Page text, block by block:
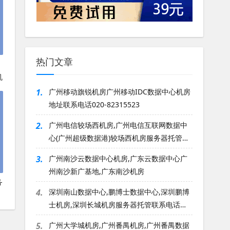
热门文章
1.
广州移动旗锐机房广州移动IDC数据中心机房
地址联系电话020-82315523
2.
广州电信较场西机房,广州电信互联网数据中
心(广州超级数据港)较场西机房服务器托管电
话020-82315523
3.
广州南沙云数据中心机房,广东云数据中心广
州南沙新广基地,广东南沙机房
4.
深圳南山数据中心,鹏博士数据中心,深圳鹏博
士机房,深圳长城机房服务器托管联系电话
020-82315523
5. 广州大学城机房,广州番禺机房,广州番禺数据